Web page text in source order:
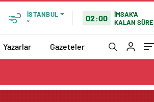
İSTANBUL
°
02:00
İMSAK'A
KALAN SÜRE
Yazarlar Gazeteler